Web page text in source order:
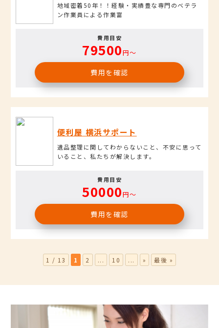
地域密着50年！！経験・実績豊な専門のベテラ
ン作業員による作業富
費用目安
79500円〜
費用を確認
便利屋 横浜サポート
遺品整理に関してわからないこと、不安に思って
いること、私たちが解決します。
費用目安
50000円〜
費用を確認
1 / 13 1 2 ... 10 ... » 最後 »